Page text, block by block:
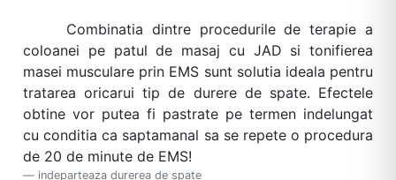
Combinatia dintre procedurile de terapie a
coloanei pe patul de masaj cu JAD si tonifierea
masei musculare prin EMS sunt solutia ideala pentru
tratarea oricarui tip de durere de spate. Efectele
obtine vor putea fi pastrate pe termen indelungat
cu conditia ca saptamanal sa se repete o procedura
de 20 de minute de EMS!
indeparteaza durerea de spate